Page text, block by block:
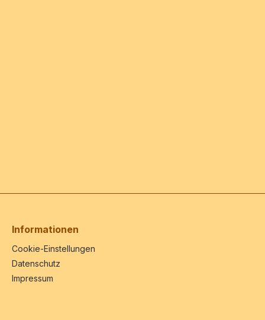
Informationen
Cookie-Einstellungen
Datenschutz
Impressum